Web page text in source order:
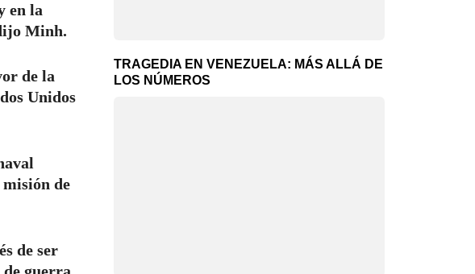
en la
Minh.
de la
Unidos
de
de ser
TRAGEDIA EN VENEZUELA: MÁS ALLÁ DE
LOS NÚMEROS